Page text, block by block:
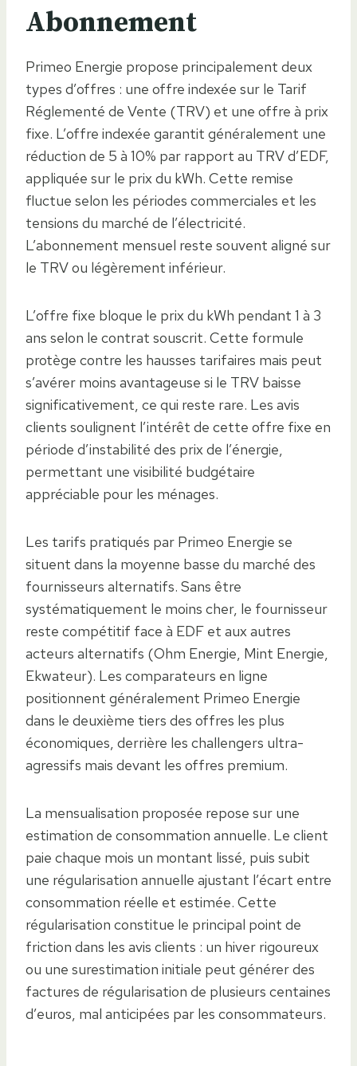
Abonnement
Primeo Energie propose principalement deux
types d’offres : une offre indexée sur le Tarif
Réglementé de Vente (TRV) et une offre à prix
fixe. L’offre indexée garantit généralement une
réduction de 5 à 10% par rapport au TRV d’EDF,
appliquée sur le prix du kWh. Cette remise
fluctue selon les périodes commerciales et les
tensions du marché de l’électricité.
L’abonnement mensuel reste souvent aligné sur
le TRV ou légèrement inférieur.
L’offre fixe bloque le prix du kWh pendant 1 à 3
ans selon le contrat souscrit. Cette formule
protège contre les hausses tarifaires mais peut
s’avérer moins avantageuse si le TRV baisse
significativement, ce qui reste rare. Les avis
clients soulignent l’intérêt de cette offre fixe en
période d’instabilité des prix de l’énergie,
permettant une visibilité budgétaire
appréciable pour les ménages.
Les tarifs pratiqués par Primeo Energie se
situent dans la moyenne basse du marché des
fournisseurs alternatifs. Sans être
systématiquement le moins cher, le fournisseur
reste compétitif face à EDF et aux autres
acteurs alternatifs (Ohm Energie, Mint Energie,
Ekwateur). Les comparateurs en ligne
positionnent généralement Primeo Energie
dans le deuxième tiers des offres les plus
économiques, derrière les challengers ultra-
agressifs mais devant les offres premium.
La mensualisation proposée repose sur une
estimation de consommation annuelle. Le client
paie chaque mois un montant lissé, puis subit
une régularisation annuelle ajustant l’écart entre
consommation réelle et estimée. Cette
régularisation constitue le principal point de
friction dans les avis clients : un hiver rigoureux
ou une surestimation initiale peut générer des
factures de régularisation de plusieurs centaines
d’euros, mal anticipées par les consommateurs.